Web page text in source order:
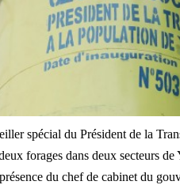
spécial du Président de la
forages dans deux secteurs
du chef de cabinet du